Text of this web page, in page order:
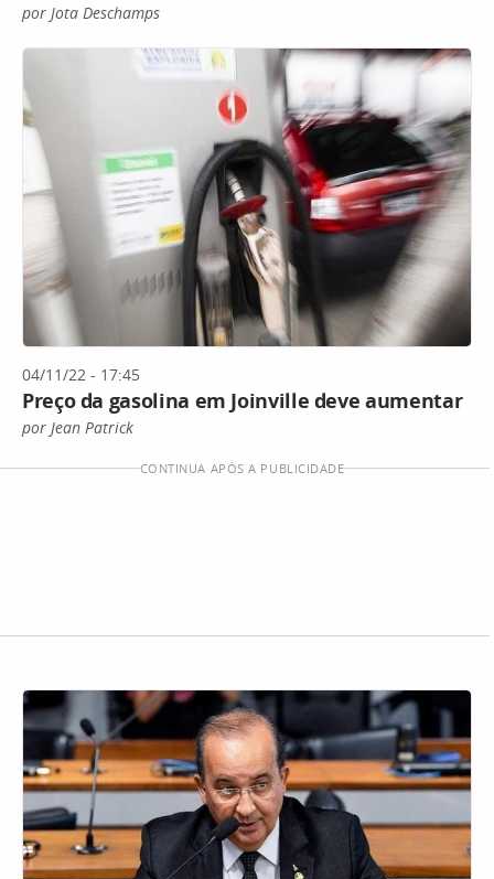
por Jota Deschamps
04/11/22 - 17:45
Preço da gasolina em Joinville deve aumentar
por Jean Patrick
CONTINUA APÓS A PUBLICIDADE